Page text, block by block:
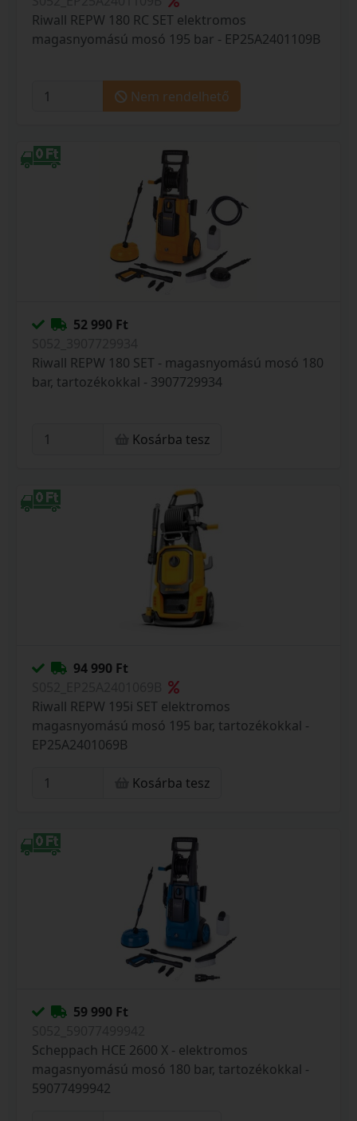
Riwall REPW 180 RC SET elektromos
magasnyomású mosó 195 bar - EP25A2401109B
Nem rendelhető
52 990 Ft
Riwall REPW 180 SET - magasnyomású mosó 180
bar, tartozékokkal - 3907729934
Kosárba tesz
94 990 Ft
Riwall REPW 195i SET elektromos
magasnyomású mosó 195 bar, tartozékokkal -
EP25A2401069B
Kosárba tesz
59 990 Ft
Scheppach HCE 2600 X - elektromos
magasnyomású mosó 180 bar, tartozékokkal -
59077499942